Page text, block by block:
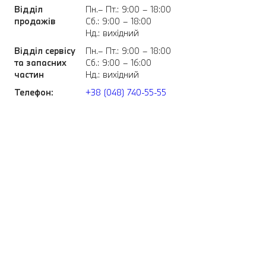
Відділ
продажів
Пн.– Пт.: 9:00 – 18:00
Сб.: 9:00 – 18:00
Нд.: вихідний
Відділ сервісу
та запасних
частин
Пн.– Пт.: 9:00 – 18:00
Сб.: 9:00 – 16:00
Нд.: вихідний
Телефон:
+38 (048) 740-55-55